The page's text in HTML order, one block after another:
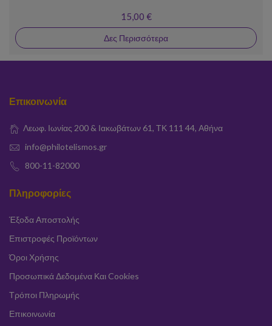
15,00 €
Δες Περισσότερα
Επικοινωνία
Λεωφ. Ιωνίας 200 & Ιακωβάτων 61, ΤΚ 111 44, Αθήνα
info@philotelismos.gr
800-11-82000
Πληροφορίες
Έξοδα Αποστολής
Επιστροφές Προϊόντων
Όροι Χρήσης
Προσωπικά Δεδομένα Και Cookies
Τρόποι Πληρωμής
Επικοινωνία